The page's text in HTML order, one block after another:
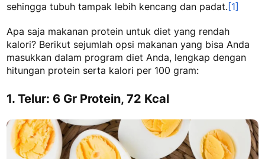
sehingga tubuh tampak lebih kencang dan padat.[1]
Apa saja makanan protein untuk diet yang rendah
kalori? Berikut sejumlah opsi makanan yang bisa Anda
masukkan dalam program diet Anda, lengkap dengan
hitungan protein serta kalori per 100 gram:
1. Telur: 6 Gr Protein, 72 Kcal